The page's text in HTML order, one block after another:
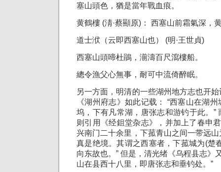
塞山頭色，猶是當年戰血痕。
黄鶴樓 (淸·蔡顯原)： 西塞山前霜氣深，
道士洑（云即西塞山也） (明·王世貞)
西塞山頭啼杜鵑，湔濤百尺瀉樓船。
總令漁父心無事，耐可中流倚醉眠。
另一方面，明清的一些湖州地方志也开
《湖州府志》如此记载： “西塞山在湖
坞，下有凡常湖，唐张志和游钓于此。”
则引用《经鉏堂杂志》，并加上了春申
兴南门二十余里，下菰青山之间一带远
真是绝境。其谓之西塞者，下菰城为(楚
向东故也。” 但是，清光绪《乌程县志》
山在县西十八里，即唐张志和垂钓处。”